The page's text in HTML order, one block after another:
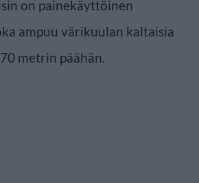
on painekäyttöinen
ampuu värikuulan kaltaisia
metrin päähän.